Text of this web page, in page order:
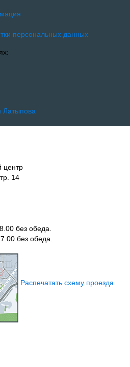
персональных данных
Латыпова
центр
14
без обеда.
без обеда.
Распечатать схему проезда